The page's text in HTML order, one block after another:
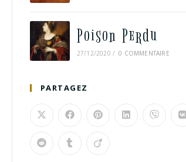
Poison Perdu
27/12/2020 / 0 COMMENTAIRE
PARTAGEZ